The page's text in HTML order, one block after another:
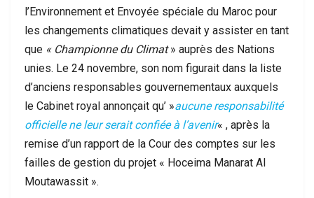
l’Environnement et Envoyée spéciale du Maroc pour
les changements climatiques devait y assister en tant
que « Championne du Climat» auprès des Nations
unies. Le 24 novembre, son nom figurait dans la liste
d’anciens responsables gouvernementaux auxquels
le Cabinet royal annonçait qu’ »aucune responsabilité
officielle ne leur serait confiée à l’avenir« , après la
remise d’un rapport de la Cour des comptes sur les
failles de gestion du projet « Hoceima Manarat Al
Moutawassit ».